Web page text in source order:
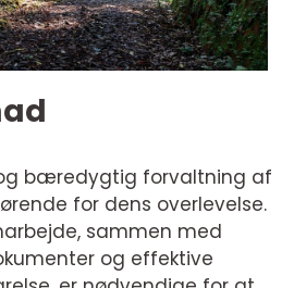
bæredygtig forvaltning af
for dens overlevelse.
sammen med
og effektive